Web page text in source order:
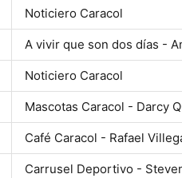
Noticiero Caracol
A vivir que son dos días -
Noticiero Caracol
Mascotas Caracol - Darcy
Café Caracol - Rafael
Carrusel Deportivo -